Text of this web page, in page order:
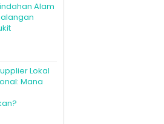
Alam
Lokal
Mana